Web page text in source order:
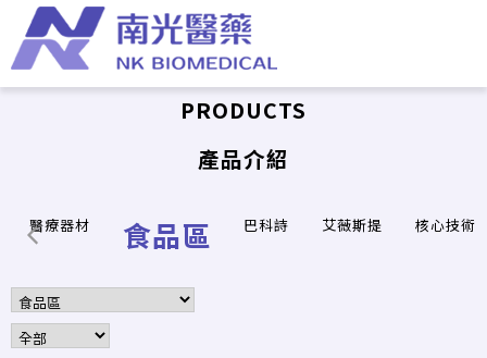
PRODUCTS
產品介紹
醫療器材 食品區 巴科詩 艾薇斯提 核心技術